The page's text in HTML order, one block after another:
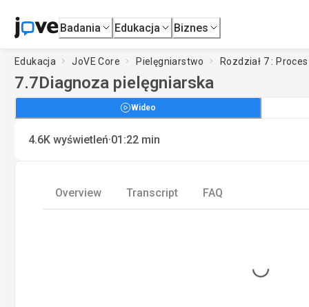
Badania Edukacja Biznes
Edukacja JoVE Core Pielęgniarstwo Rozdział 7 :
7.7Diagnoza pielęgniarska
Wideo
4.6K wyświetleń·01:22 min
Overview Transcript FAQ
Loading...